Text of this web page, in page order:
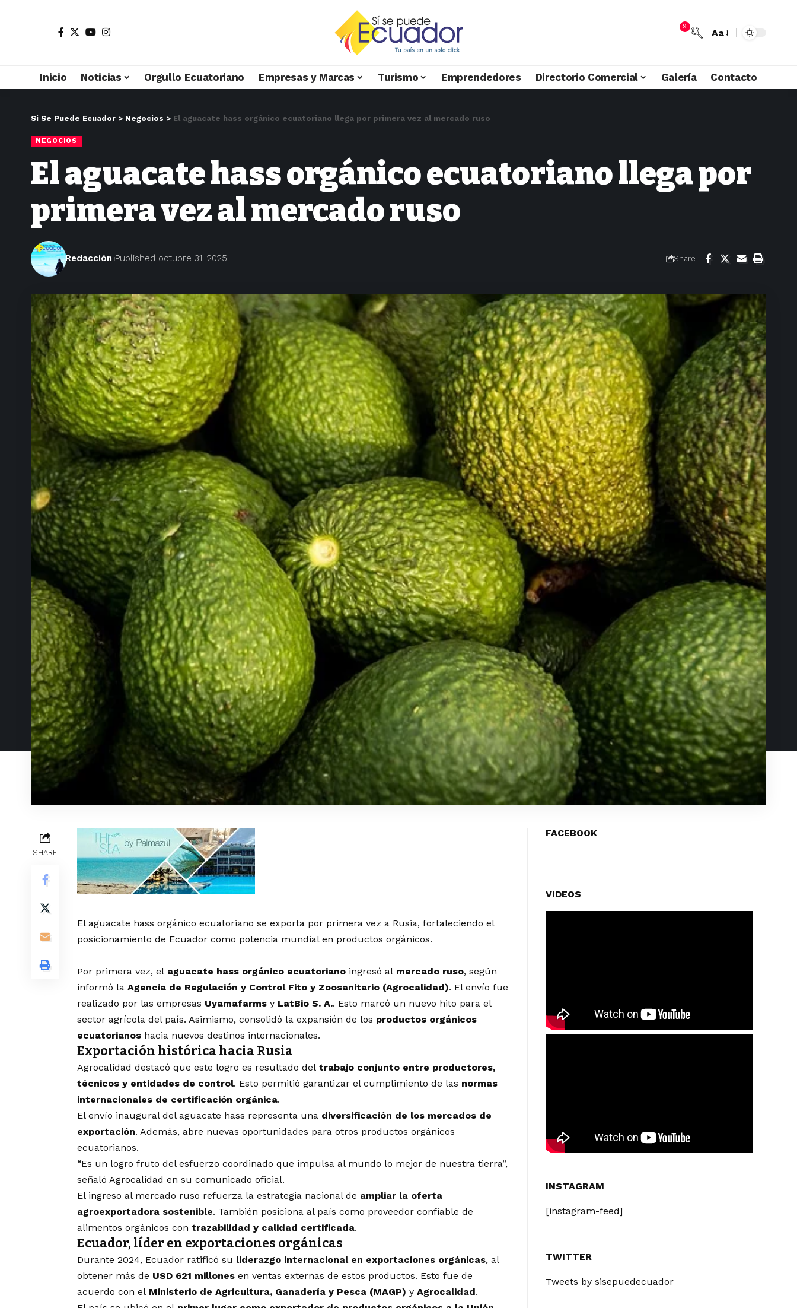
9
Aa
Inicio Noticias Orgullo Ecuatoriano Empresas y Marcas Turismo Emprendedores Directorio Comercial Galería Contacto
Si Se Puede Ecuador > Negocios > El aguacate hass orgánico ecuatoriano llega por primera vez al mercado ruso
NEGOCIOS
El aguacate hass orgánico ecuatoriano llega por
primera vez al mercado ruso
Redacción Published octubre 31, 2025 Share
SHARE
El aguacate hass orgánico ecuatoriano se exporta por primera vez a Rusia, fortaleciendo el
posicionamiento de Ecuador como potencia mundial en productos orgánicos.
Por primera vez, el aguacate hass orgánico ecuatoriano ingresó al mercado ruso, según
informó la Agencia de Regulación y Control Fito y Zoosanitario (Agrocalidad). El envío fue
realizado por las empresas Uyamafarms y LatBio S. A.. Esto marcó un nuevo hito para el
sector agrícola del país. Asimismo, consolidó la expansión de los productos orgánicos
ecuatorianos hacia nuevos destinos internacionales.
Exportación histórica hacia Rusia
Agrocalidad destacó que este logro es resultado del trabajo conjunto entre productores,
técnicos y entidades de control. Esto permitió garantizar el cumplimiento de las normas
internacionales de certificación orgánica.
El envío inaugural del aguacate hass representa una diversificación de los mercados de
exportación. Además, abre nuevas oportunidades para otros productos orgánicos
ecuatorianos.
“Es un logro fruto del esfuerzo coordinado que impulsa al mundo lo mejor de nuestra tierra”,
señaló Agrocalidad en su comunicado oficial.
El ingreso al mercado ruso refuerza la estrategia nacional de ampliar la oferta
agroexportadora sostenible. También posiciona al país como proveedor confiable de
alimentos orgánicos con trazabilidad y calidad certificada.
Ecuador, líder en exportaciones orgánicas
Durante 2024, Ecuador ratificó su liderazgo internacional en exportaciones orgánicas, al
obtener más de USD 621 millones en ventas externas de estos productos. Esto fue de
acuerdo con el Ministerio de Agricultura, Ganadería y Pesca (MAGP) y Agrocalidad.
FACEBOOK
VIDEOS
INSTAGRAM
[instagram-feed]
TWITTER
Tweets by sisepuedecuador